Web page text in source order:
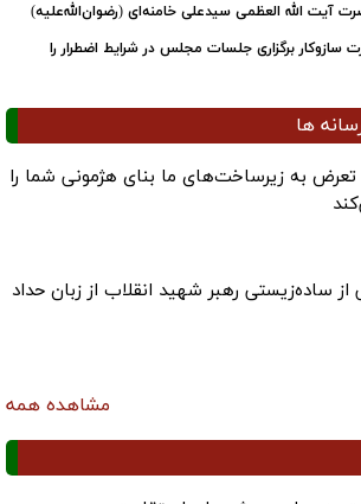
آیت‌ الله العظمی سیدعلی خامنه‌ای (رضوان‌الله‌علیه)
سازوکار برگزاری جلسات مجلس در شرایط اضطرار را
ها
تعرض به زیرساخت‌های ما بنای هژمونی شما را
از ساده‌زیستی رهبر شهید انقلاب از زبان حداد
مشاهده همه